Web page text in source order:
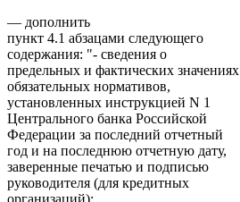
— дополнить
пункт 4.1 абзацами следующего
содержания: "- сведения о
предельных и фактических значениях
обязательных нормативов,
установленных инструкцией N 1
Центрального банка Российской
Федерации за последний отчетный
год и на последнюю отчетную дату,
заверенные печатью и подписью
руководителя (для кредитных
организаций);